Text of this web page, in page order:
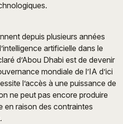
depuis plusieurs années
artificielle dans le
d’Abou Dhabi est de devenir
mondiale de l’IA d’ici
l’accès à une puissance de
ne peut pas encore produire
en raison des contraintes